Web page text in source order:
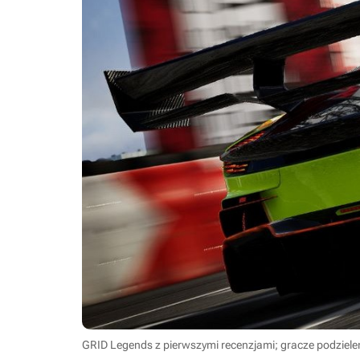
GRID Legends z pierwszymi recenzjami; gracze